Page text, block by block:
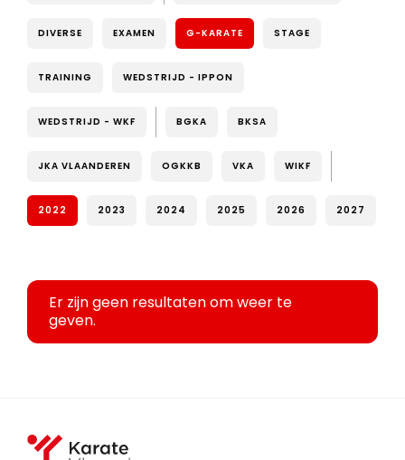
DIVERSE EXAMEN G-KARATE STAGE
TRAINING WEDSTRIJD - IPPON
WEDSTRIJD - WKF BGKA BKSA
JKA VLAANDEREN OGKKB VKA WIKF
2022 2023 2024 2025 2026 2027
Er zijn geen resultaten om weer te
geven.